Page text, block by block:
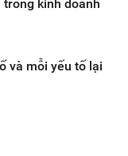
kinh doanh
và mỗi yếu tố lại